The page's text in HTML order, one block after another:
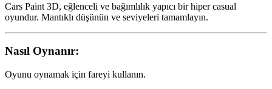
Cars Paint 3D, eğlenceli ve bağımlılık yapıcı bir hiper casual
oyundur. Mantıklı düşünün ve seviyeleri tamamlayın.
Nasıl Oynanır:
Oyunu oynamak için fareyi kullanın.